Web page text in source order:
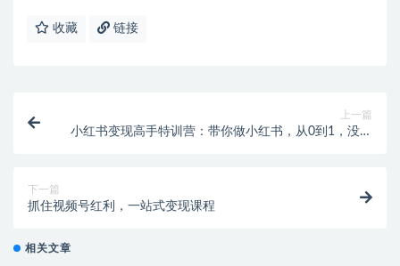
收藏 链接
上一篇
小红书变现高手特训营：带你做小红书，从0到1，没有
下一篇
抓住视频号红利，一站式变现课程
相关文章